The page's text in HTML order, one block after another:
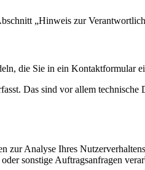
„Hinweis zur
die Sie in ein Kontaktformular
Das sind vor allem technische
Analyse Ihres
sonstige Auftragsanfragen